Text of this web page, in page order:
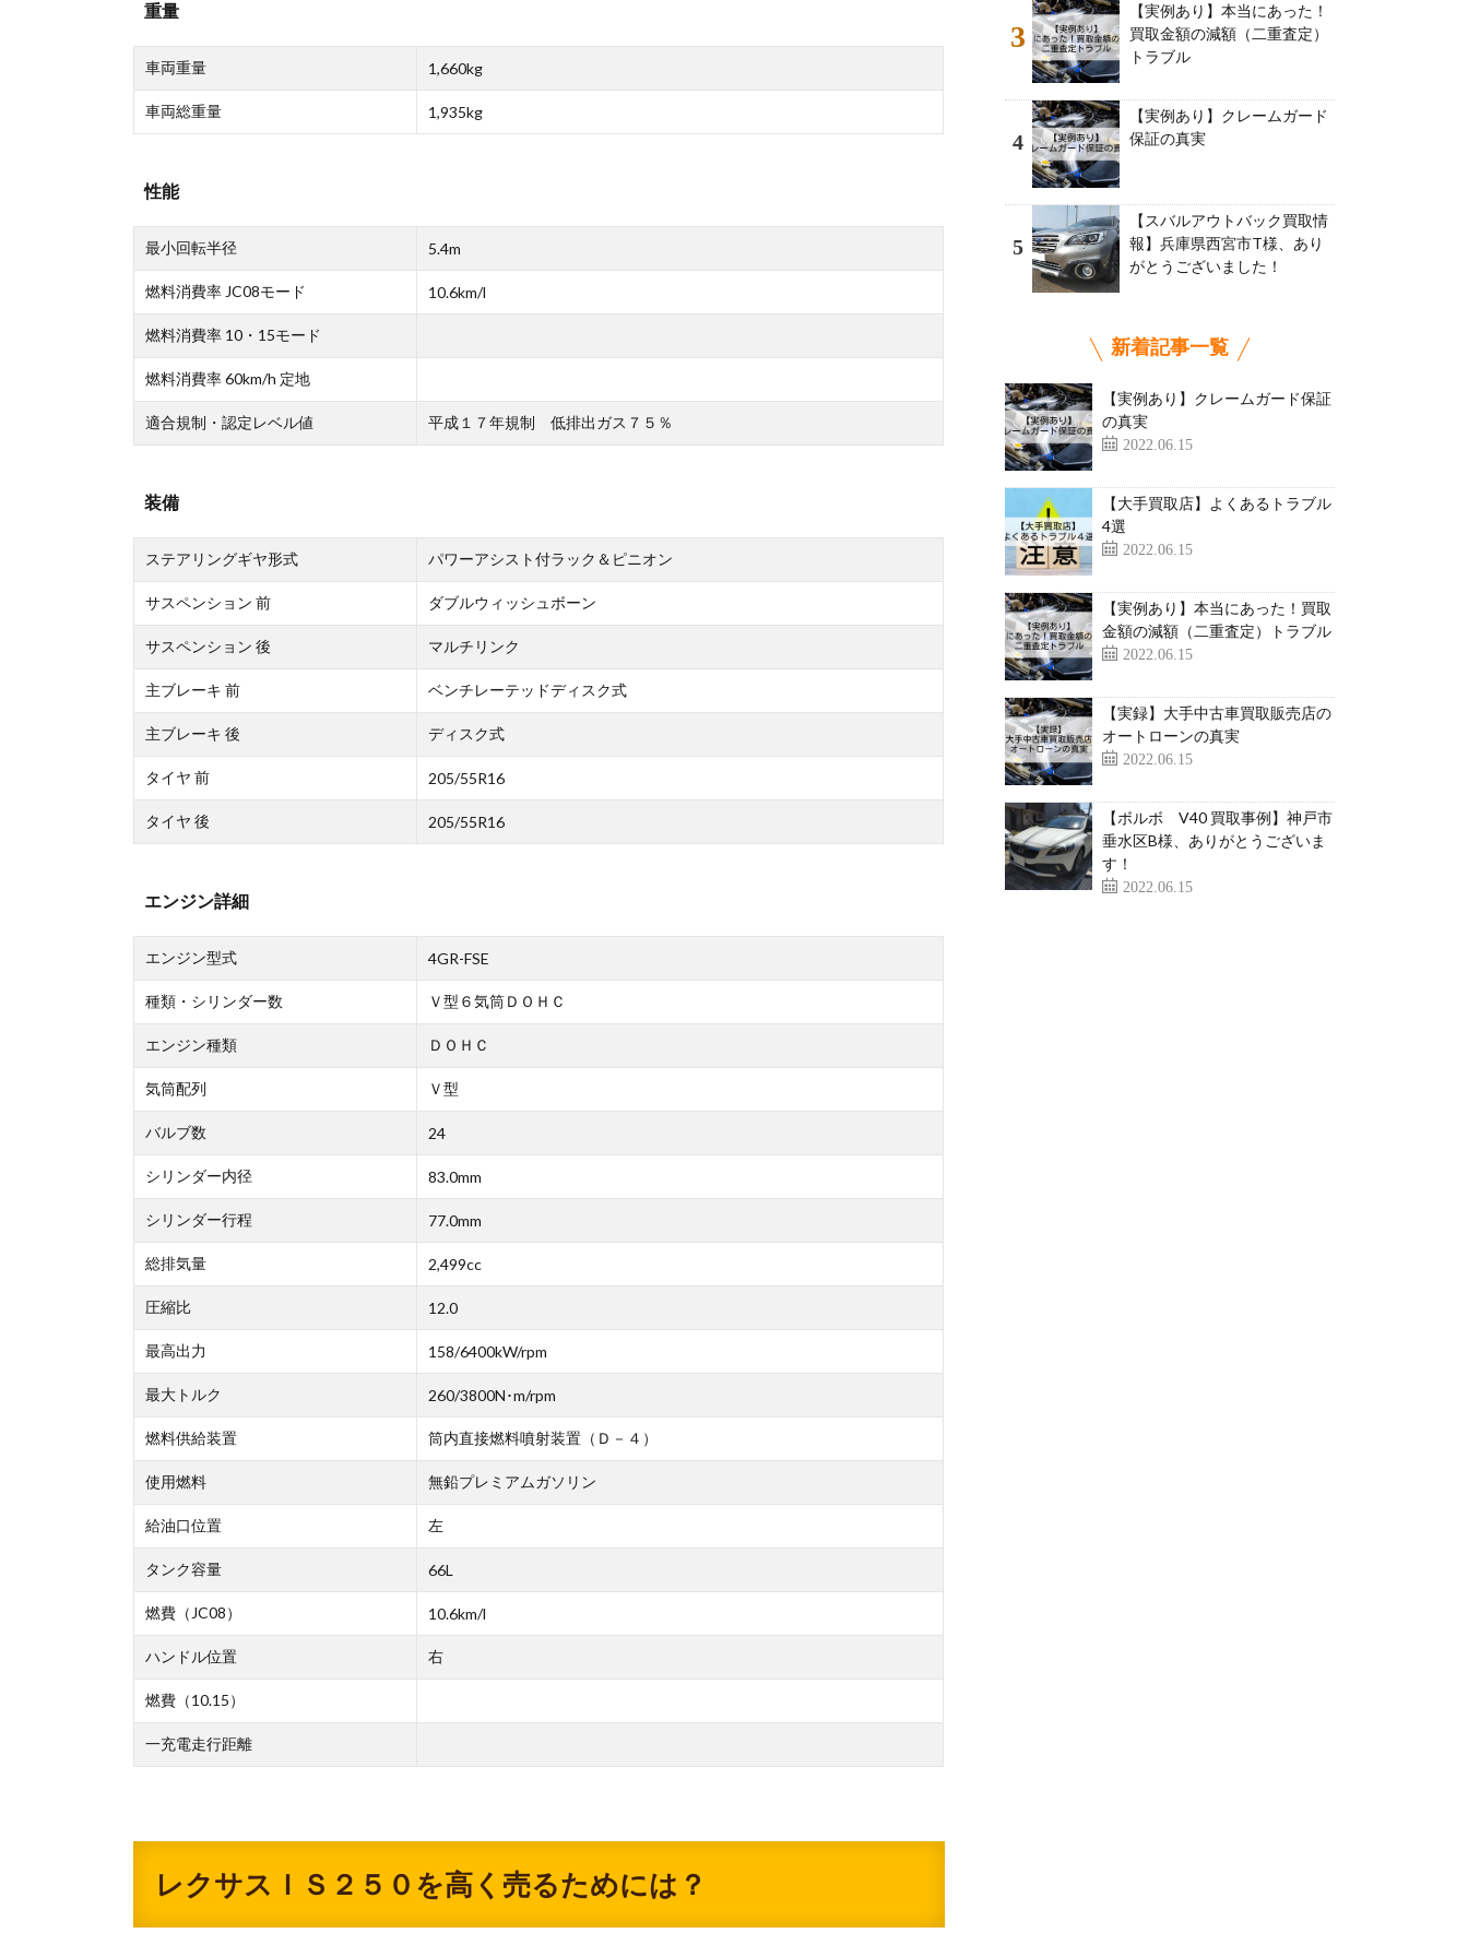
重量
車両重量 1,660kg
車両総重量 1,935kg
性能
最小回転半径 5.4m
燃料消費率 JC08モード 10.6km/l
燃料消費率 10・15モード
燃料消費率 60km/h 定地
適合規制・認定レベル値 平成１７年規制 低排出ガス７５％
装備
ステアリングギヤ形式 パワーアシスト付ラック＆ピニオン
サスペンション 前 ダブルウィッシュボーン
サスペンション 後 マルチリンク
主ブレーキ 前 ベンチレーテッドディスク式
主ブレーキ 後 ディスク式
タイヤ 前 205/55R16
タイヤ 後 205/55R16
エンジン詳細
エンジン型式 4GR-FSE
種類・シリンダー数 Ｖ型６気筒ＤＯＨＣ
エンジン種類 ＤＯＨＣ
気筒配列 Ｖ型
バルブ数 24
シリンダー内径 83.0mm
シリンダー行程 77.0mm
総排気量 2,499cc
圧縮比 12.0
最高出力 158/6400kW/rpm
最大トルク 260/3800N･m/rpm
燃料供給装置 筒内直接燃料噴射装置（Ｄ－４）
使用燃料 無鉛プレミアムガソリン
給油口位置 左
タンク容量 66L
燃費（JC08） 10.6km/l
ハンドル位置 右
燃費（10.15）
一充電走行距離
レクサスＩＳ２５０を高く売るためには？
3
【実例あり】本当にあった！
買取金額の減額（二重査定）
トラブル
4
【実例あり】クレームガード
保証の真実
5
【スバルアウトバック買取情
報】兵庫県西宮市T様、あり
がとうございました！
新着記事一覧
【実例あり】クレームガード保証
の真実
2022.06.15
【大手買取店】よくあるトラブル
4選
2022.06.15
【実例あり】本当にあった！買取
金額の減額（二重査定）トラブル
2022.06.15
【実録】大手中古車買取販売店の
オートローンの真実
2022.06.15
【ボルボ V40 買取事例】神戸市
垂水区B様、ありがとうございま
す！
2022.06.15